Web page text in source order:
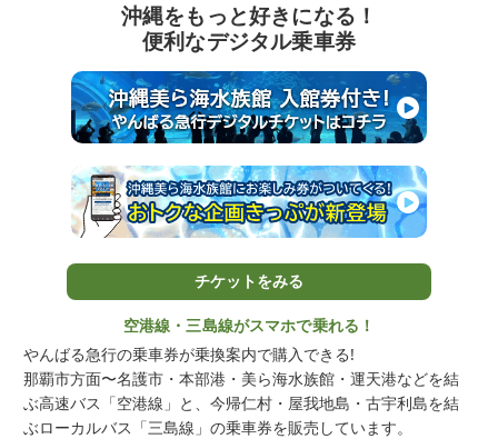
沖縄をもっと好きになる！
便利なデジタル乗車券
チケットをみる
空港線・三島線がスマホで乗れる！
やんばる急行の乗車券が乗換案内で購入できる!
那覇市方面〜名護市・本部港・美ら海水族館・運天港などを結
ぶ高速バス「空港線」と、今帰仁村・屋我地島・古宇利島を結
ぶローカルバス「三島線」の乗車券を販売しています。